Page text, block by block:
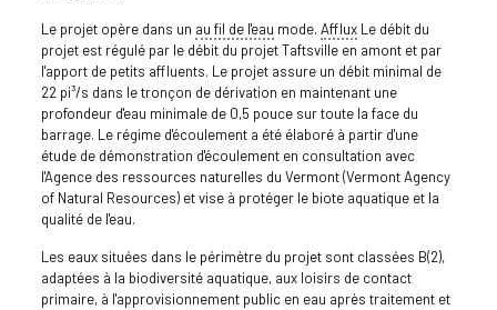
Le projet opère dans un au fil de l'eau mode. AffluxLe débit du
projet est régulé par le débit du projet Taftsville en amont et par
l'apport de petits affluents. Le projet assure un débit minimal de
22 pi³/s dans le tronçon de dérivation en maintenant une
profondeur d'eau minimale de 0,5 pouce sur toute la face du
barrage. Le régime d'écoulement a été élaboré à partir d'une
étude de démonstration d'écoulement en consultation avec
l'Agence des ressources naturelles du Vermont (Vermont Agency
of Natural Resources) et vise à protéger le biote aquatique et la
qualité de l'eau.
Les eaux situées dans le périmètre du projet sont classées B(2),
adaptées à la biodiversité aquatique, aux loisirs de contact
primaire, à l'approvisionnement public en eau après traitement et